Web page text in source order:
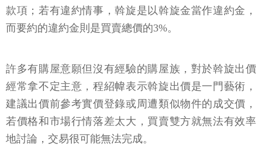
款項；若有違約情事，斡旋是以斡旋金當作違約金，
而要約的違約金則是買賣總價的3%。
許多有購屋意願但沒有經驗的購屋族，對於斡旋出價
經常拿不定主意，程紹幃表示斡旋出價是一門藝術，
建議出價前參考實價登錄或周遭類似物件的成交價，
若價格和市場行情落差太大，買賣雙方就無法有效率
地討論，交易很可能無法完成。